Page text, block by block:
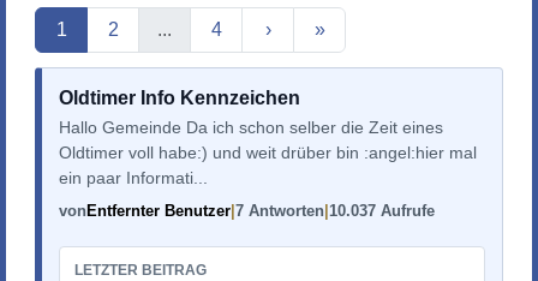
Aktuelle Seite
1 2 ... 4 › »
Oldtimer Info Kennzeichen
Hallo Gemeinde Da ich schon selber die Zeit eines
Oldtimer voll habe:) und weit drüber bin :angel:hier mal
ein paar Informati...
von Entfernter Benutzer 7 Antworten 10.037 Aufrufe
LETZTER BEITRAG